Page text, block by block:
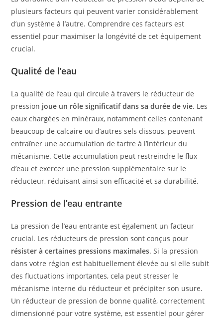
plusieurs facteurs qui peuvent varier considérablement
d’un système à l’autre. Comprendre ces facteurs est
essentiel pour maximiser la longévité de cet équipement
crucial.
Qualité de l’eau
La qualité de l’eau qui circule à travers le réducteur de
pression joue un rôle significatif dans sa durée de vie. Les
eaux chargées en minéraux, notamment celles contenant
beaucoup de calcaire ou d’autres sels dissous, peuvent
entraîner une accumulation de tartre à l’intérieur du
mécanisme. Cette accumulation peut restreindre le flux
d’eau et exercer une pression supplémentaire sur le
réducteur, réduisant ainsi son efficacité et sa durabilité.
Pression de l’eau entrante
La pression de l’eau entrante est également un facteur
crucial. Les réducteurs de pression sont conçus pour
résister à certaines pressions maximales. Si la pression
dans votre région est habituellement élevée ou si elle subit
des fluctuations importantes, cela peut stresser le
mécanisme interne du réducteur et précipiter son usure.
Un réducteur de pression de bonne qualité, correctement
dimensionné pour votre système, est essentiel pour gérer